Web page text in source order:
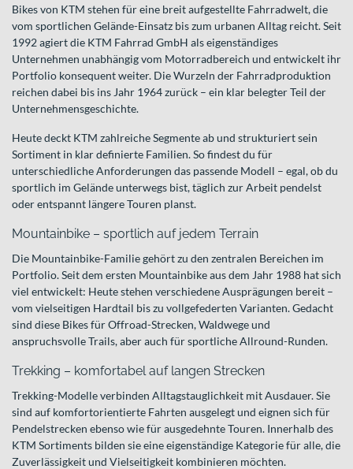
Bikes von KTM stehen für eine breit aufgestellte Fahrradwelt, die
vom sportlichen Gelände-Einsatz bis zum urbanen Alltag reicht. Seit
1992 agiert die KTM Fahrrad GmbH als eigenständiges
Unternehmen unabhängig vom Motorradbereich und entwickelt ihr
Portfolio konsequent weiter. Die Wurzeln der Fahrradproduktion
reichen dabei bis ins Jahr 1964 zurück – ein klar belegter Teil der
Unternehmensgeschichte.
Heute deckt KTM zahlreiche Segmente ab und strukturiert sein
Sortiment in klar definierte Familien. So findest du für
unterschiedliche Anforderungen das passende Modell – egal, ob du
sportlich im Gelände unterwegs bist, täglich zur Arbeit pendelst
oder entspannt längere Touren planst.
Mountainbike – sportlich auf jedem Terrain
Die Mountainbike-Familie gehört zu den zentralen Bereichen im
Portfolio. Seit dem ersten Mountainbike aus dem Jahr 1988 hat sich
viel entwickelt: Heute stehen verschiedene Ausprägungen bereit –
vom vielseitigen Hardtail bis zu vollgefederten Varianten. Gedacht
sind diese Bikes für Offroad-Strecken, Waldwege und
anspruchsvolle Trails, aber auch für sportliche Allround-Runden.
Trekking – komfortabel auf langen Strecken
Trekking-Modelle verbinden Alltagstauglichkeit mit Ausdauer. Sie
sind auf komfortorientierte Fahrten ausgelegt und eignen sich für
Pendelstrecken ebenso wie für ausgedehnte Touren. Innerhalb des
KTM Sortiments bilden sie eine eigenständige Kategorie für alle, die
Zuverlässigkeit und Vielseitigkeit kombinieren möchten.